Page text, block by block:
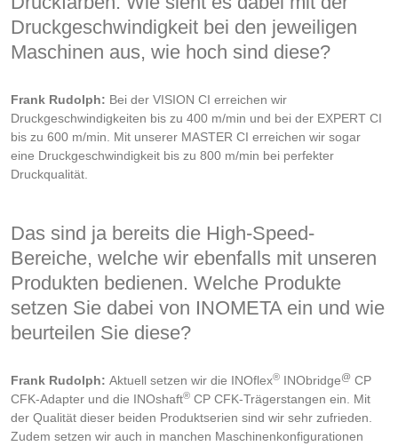
Druckgeschwindigkeit bei den jeweiligen
Maschinen aus, wie hoch sind diese?
Frank Rudolph: Bei der VISION CI erreichen wir
Druckgeschwindigkeiten bis zu 400 m/min und bei der EXPERT CI
bis zu 600 m/min. Mit unserer MASTER CI erreichen wir sogar
eine Druckgeschwindigkeit bis zu 800 m/min bei perfekter
Druckqualität.
Das sind ja bereits die High-Speed-
Bereiche, welche wir ebenfalls mit unseren
Produkten bedienen. Welche Produkte
setzen Sie dabei von INOMETA ein und wie
beurteilen Sie diese?
Frank Rudolph: Aktuell setzen wir die INOflex® INObridge@ CP
CFK-Adapter und die INOshaft® CP CFK-Trägerstangen ein. Mit
der Qualität dieser beiden Produktserien sind wir sehr zufrieden.
Zudem setzen wir auch in manchen Maschinenkonfigurationen